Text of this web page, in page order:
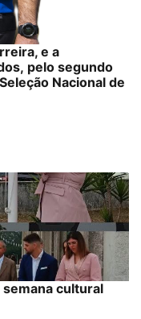
e a
pelo segundo
Nacional de
cultural